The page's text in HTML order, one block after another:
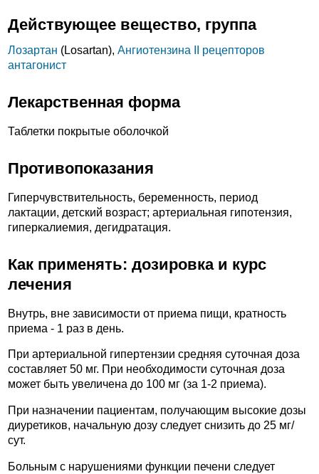
Действующее вещество, группа
Лозартан (Losartan), Ангиотензина II рецепторов
антагонист
Лекарственная форма
Таблетки покрытые оболочкой
Противопоказания
Гиперчувствительность, беременность, период
лактации, детский возраст; артериальная гипотензия,
гиперкалиемия, дегидратация.
Как применять: дозировка и курс
лечения
Внутрь, вне зависимости от приема пищи, кратность
приема - 1 раз в день.
При артериальной гипертензии средняя суточная доза
составляет 50 мг. При необходимости суточная доза
может быть увеличена до 100 мг (за 1-2 приема).
При назначении пациентам, получающим высокие дозы
диуретиков, начальную дозу следует снизить до 25 мг/
сут.
Больным с нарушениями функции печени следует